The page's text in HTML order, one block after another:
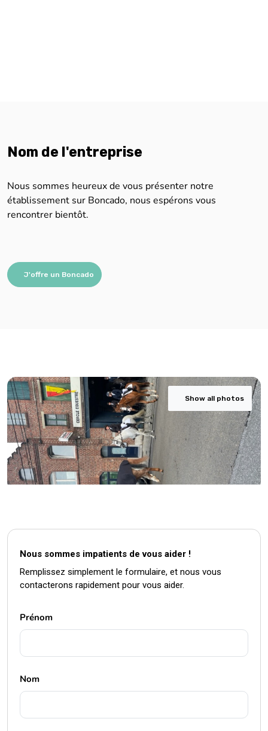
Nom de l'entreprise
Nous sommes heureux de vous présenter notre
établissement sur Boncado, nous espérons vous
rencontrer bientôt.
J'offre un Boncado
Show all photos
Nous sommes impatients de vous aider !
Remplissez simplement le formulaire, et nous vous
contacterons rapidement pour vous aider.
Prénom
Nom